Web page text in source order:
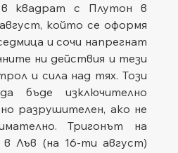
квадрат с Плутон в
който се оформя
и сочи напрегнат
ни действия и тези
и сила над тях. Този
бъде изключително
разрушителен, ако не
Тригонът на
Лъв (на 16-ти август)